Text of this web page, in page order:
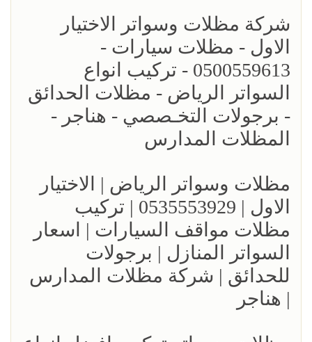
شركة مظلات وسواتر الاختيار
الاول - مظلات سيارات -
0500559613 - تركيب انواع
السواتر الرياض - مظلات الحدائق
- برجولات التخـصصي - هناجر -
المظلات المدارس
مظلات وسواتر الرياض | الاختيار
الاول | 0535553929 | تركيب
مظلات مواقف السيارات | اسعار
السواتر المنازل | برجولات
للحدائق | شركة مظلات المدارس
| هناجر